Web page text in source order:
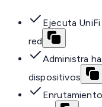
Ejecuta
red
Administra
dispositivos